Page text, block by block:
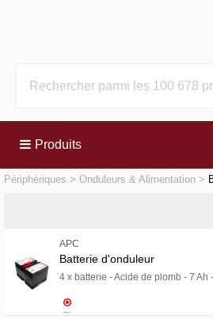
Produits
Périphériques Onduleurs & Alimentation
APC
Batterie d'onduleur
4 x batterie - Acide de plomb - 7 Ah